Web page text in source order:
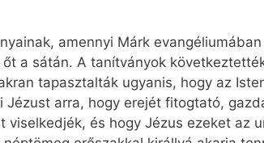
amennyi Márk
a sátán. A tanítványok
tapasztalták ugyanis, hogy az
arra, hogy erejét fitogtató,
és hogy Jézus ezeket az